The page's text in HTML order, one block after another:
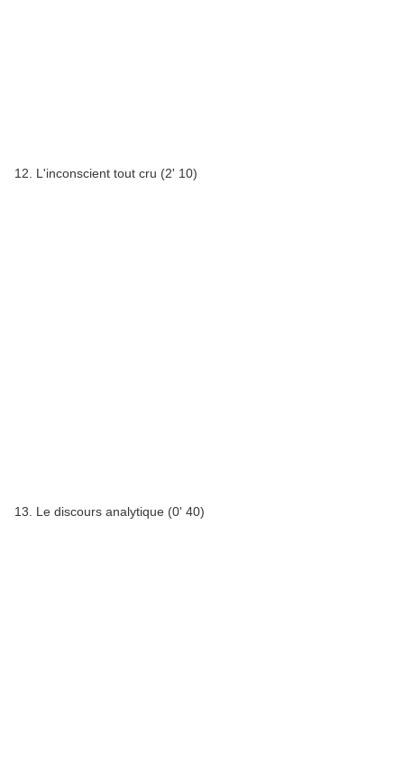
12. L'inconscient tout cru (2' 10)
13. Le discours analytique (0' 40)